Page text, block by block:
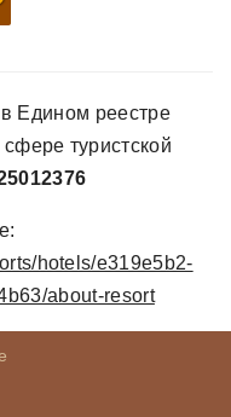
Едином реестре
туристской
hotels/e319e5b2-
about-resort